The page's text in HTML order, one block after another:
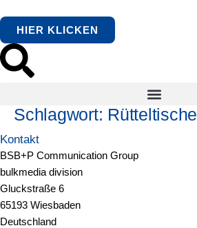
springen
HIER KLICKEN
Schlagwort: Rütteltische
Kontakt
BSB+P Communication Group
bulkmedia division
Gluckstraße 6
65193 Wiesbaden
Deutschland